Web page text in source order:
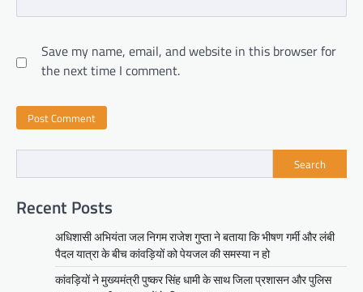
Save my name, email, and website in this browser for
the next time I comment.
Search
Recent Posts
अधिशासी अभियंता जल निगम राजेश गुप्ता ने बताया कि भीषण गर्मी और लंबी
पैदल यात्रा के बीच कांवड़ियों को पेयजल की समस्या न हो
कांवड़ियों ने मुख्यमंत्री पुष्कर सिंह धामी के साथ जिला प्रशासन और पुलिस